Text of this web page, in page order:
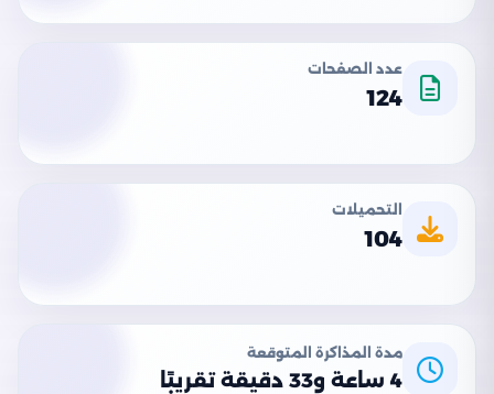
عدد الصفحات
124
التحميلات
104
مدة المذاكرة المتوقعة
4 ساعة و33 دقيقة تقريبًا